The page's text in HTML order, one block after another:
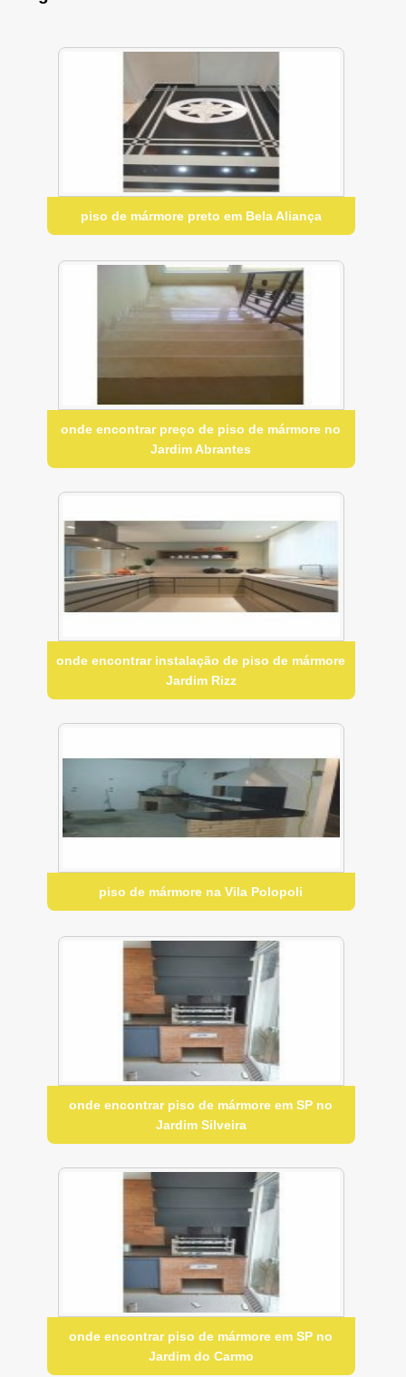
piso de mármore preto em Bela Aliança
onde encontrar preço de piso de mármore no
Jardim Abrantes
onde encontrar instalação de piso de mármore
Jardim Rizz
piso de mármore na Vila Polopoli
onde encontrar piso de mármore em SP no
Jardim Silveira
onde encontrar piso de mármore em SP no
Jardim do Carmo